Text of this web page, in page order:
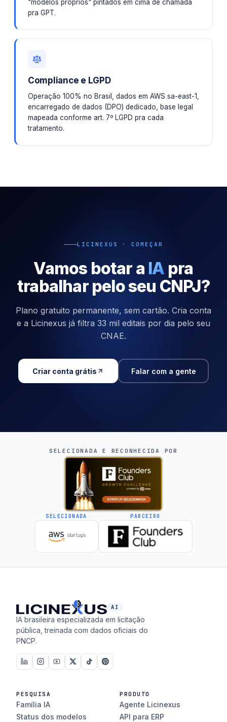
"modelos próprios" pintados em cima de chamada
pra GPT.
Compliance e LGPD
Operação 100% no Brasil, dados em AWS sa-east-1,
encarregado de dados (DPO) dedicado, base legal
mapeada conforme art. 7º LGPD pra cada
tratamento.
LICINEXUS · COMEÇAR
Vamos botar a IA pra
trabalhar pelo seu CNPJ?
Plano gratuito permanente, sem cartão. Cria conta
e a Licinexus já filtra 33 mil editais por dia pelo seu
CNAE.
Criar conta grátis Falar com a gente
SELECIONADA E RECONHECIDA POR
SELECIONADA PARCEIRO
AI
IA brasileira especializada em licitação
pública, treinada com dados oficiais do
PNCP.
PESQUISA
Família IA
Status dos modelos
PRODUTO
Agente Licinexus
API para ERP